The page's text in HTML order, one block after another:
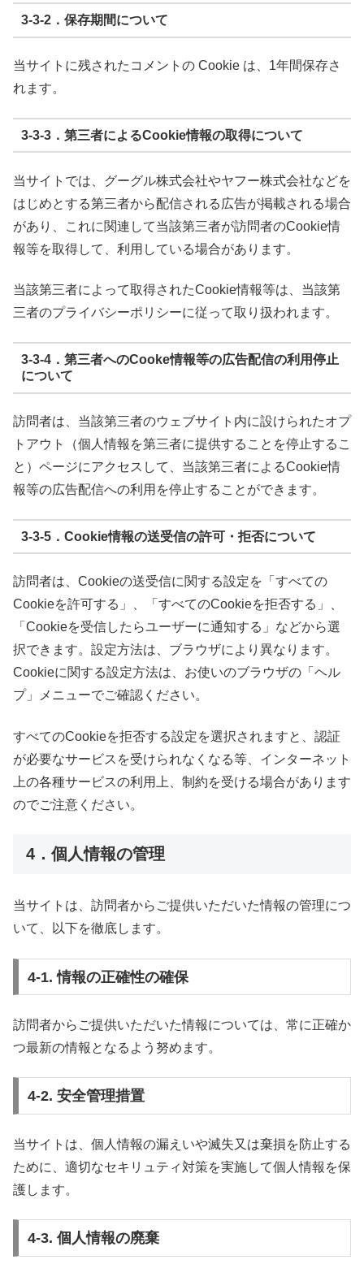
3-3-2．保存期間について
当サイトに残されたコメントの Cookie は、1年間保存さ
れます。
3-3-3．第三者によるCookie情報の取得について
当サイトでは、グーグル株式会社やヤフー株式会社などを
はじめとする第三者から配信される広告が掲載される場合
があり、これに関連して当該第三者が訪問者のCookie情
報等を取得して、利用している場合があります。
当該第三者によって取得されたCookie情報等は、当該第
三者のプライバシーポリシーに従って取り扱われます。
3-3-4．第三者へのCooke情報等の広告配信の利用停止
について
訪問者は、当該第三者のウェブサイト内に設けられたオプ
トアウト（個人情報を第三者に提供することを停止するこ
と）ページにアクセスして、当該第三者によるCookie情
報等の広告配信への利用を停止することができます。
3-3-5．Cookie情報の送受信の許可・拒否について
訪問者は、Cookieの送受信に関する設定を「すべての
Cookieを許可する」、「すべてのCookieを拒否する」、
「Cookieを受信したらユーザーに通知する」などから選
択できます。設定方法は、ブラウザにより異なります。
Cookieに関する設定方法は、お使いのブラウザの「ヘル
プ」メニューでご確認ください。
すべてのCookieを拒否する設定を選択されますと、認証
が必要なサービスを受けられなくなる等、インターネット
上の各種サービスの利用上、制約を受ける場合があります
のでご注意ください。
4．個人情報の管理
当サイトは、訪問者からご提供いただいた情報の管理につ
いて、以下を徹底します。
4-1. 情報の正確性の確保
訪問者からご提供いただいた情報については、常に正確か
つ最新の情報となるよう努めます。
4-2. 安全管理措置
当サイトは、個人情報の漏えいや滅失又は棄損を防止する
ために、適切なセキリュティ対策を実施して個人情報を保
護します。
4-3. 個人情報の廃棄